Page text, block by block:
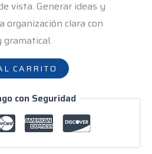
vista. Generar ideas y
organización clara con
gramatical.
CARRITO
con Seguridad